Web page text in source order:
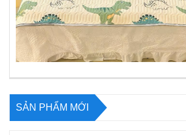
SẢN PHẨM MỚI